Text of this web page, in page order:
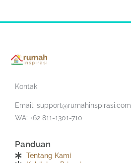
Kontak
Email: support@rumahinspirasi.com
WA: +62 811-1301-710
Panduan
Tentang Kami